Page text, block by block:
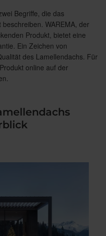
Begriffe, die das
WAREMA, der
Produkt, bietet eine
Ein Zeichen von
des Lamellendachs. Für
online auf der